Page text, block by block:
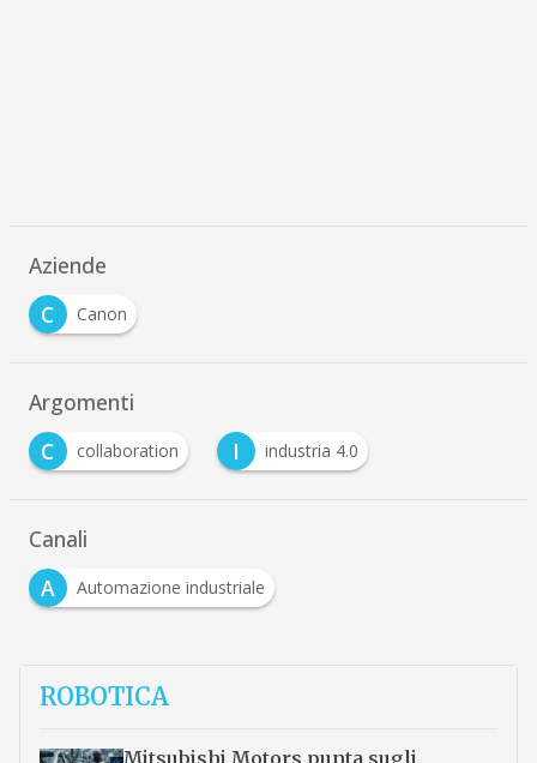
Aziende
C
Canon
Argomenti
C
collaboration I industria 4.0
Canali
A
Automazione industriale
ROBOTICA
Mitsubishi Motors punta sugli